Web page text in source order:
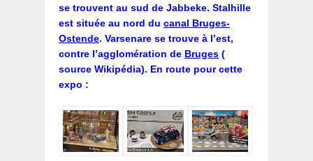
se trouvent au sud de Jabbeke. Stalhille
est située au nord du canal Bruges-
Ostende. Varsenare se trouve à l’est,
contre l’agglomération de Bruges (
source Wikipédia). En route pour cette
expo :